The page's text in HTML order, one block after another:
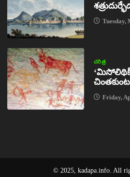
Tuesday,
చరిత్ర
చింతకుంట
Friday,
© 2025, kadapa.info. All